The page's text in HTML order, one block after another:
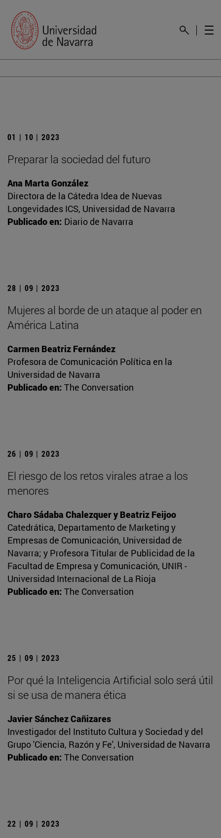
01 | 10 | 2023
Preparar la sociedad del futuro
Ana Marta González
Directora de la Cátedra Idea de Nuevas
Longevidades ICS, Universidad de Navarra
Publicado en: Diario de Navarra
28 | 09 | 2023
Mujeres al borde de un ataque al poder en
América Latina
Carmen Beatriz Fernández
Profesora de Comunicación Política en la
Universidad de Navarra
Publicado en: The Conversation
26 | 09 | 2023
El riesgo de los retos virales atrae a los
menores
Charo Sádaba Chalezquer y Beatriz Feijoo
Catedrática, Departamento de Marketing y
Empresas de Comunicación, Universidad de
Navarra; y Profesora Titular de Publicidad de la
Facultad de Empresa y Comunicación, UNIR -
Universidad Internacional de La Rioja
Publicado en: The Conversation
25 | 09 | 2023
Por qué la Inteligencia Artificial solo será útil
si se usa de manera ética
Javier Sánchez Cañizares
Investigador del Instituto Cultura y Sociedad y del
Grupo 'Ciencia, Razón y Fe', Universidad de Navarra
Publicado en: The Conversation
22 | 09 | 2023